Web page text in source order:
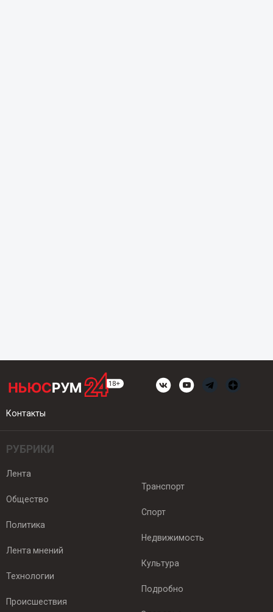
Контакты
РУБРИКИ
Лента
Общество
Политика
Лента мнений
Технологии
Происшествия
Транспорт
Спорт
Недвижимость
Культура
Подробно